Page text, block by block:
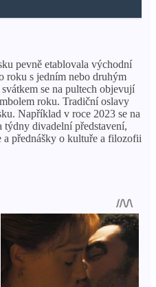
pevně etablovala východní
roku s jedním nebo druhým
se na pultech objevují
roku. Tradiční oslavy
Například v roce 2023 se na
divadelní představení,
přednášky o kultuře a filozofii